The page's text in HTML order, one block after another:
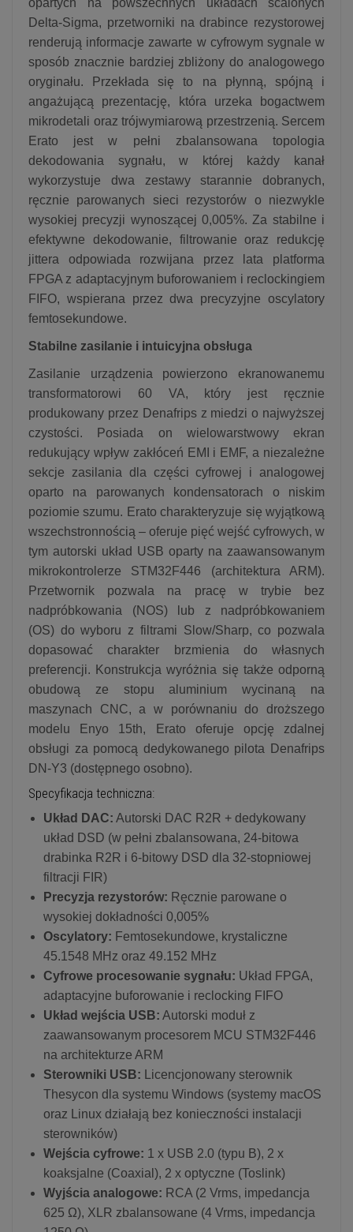
Delta-Sigma, przetworniki na drabince rezystorowej
renderują informacje zawarte w cyfrowym sygnale w
sposób znacznie bardziej zbliżony do analogowego
oryginału. Przekłada się to na płynną, spójną i
angażującą prezentację, która urzeka bogactwem
mikrodetali oraz trójwymiarową przestrzenią. Sercem
Erato jest w pełni zbalansowana topologia
dekodowania sygnału, w której każdy kanał
wykorzystuje dwa zestawy starannie dobranych,
ręcznie parowanych sieci rezystorów o niezwykle
wysokiej precyzji wynoszącej 0,005%. Za stabilne i
efektywne dekodowanie, filtrowanie oraz redukcję
jittera odpowiada rozwijana przez lata platforma
FPGA z adaptacyjnym buforowaniem i reclockingiem
FIFO, wspierana przez dwa precyzyjne oscylatory
femtosekundowe.
Stabilne zasilanie i intuicyjna obsługa
Zasilanie urządzenia powierzono ekranowanemu
transformatorowi 60 VA, który jest ręcznie
produkowany przez Denafrips z miedzi o najwyższej
czystości. Posiada on wielowarstwowy ekran
redukujący wpływ zakłóceń EMI i EMF, a niezależne
sekcje zasilania dla części cyfrowej i analogowej
oparto na parowanych kondensatorach o niskim
poziomie szumu. Erato charakteryzuje się wyjątkową
wszechstronnością – oferuje pięć wejść cyfrowych, w
tym autorski układ USB oparty na zaawansowanym
mikrokontrolerze STM32F446 (architektura ARM).
Przetwornik pozwala na pracę w trybie bez
nadpróbkowania (NOS) lub z nadpróbkowaniem
(OS) do wyboru z filtrami Slow/Sharp, co pozwala
dopasować charakter brzmienia do własnych
preferencji. Konstrukcja wyróżnia się także odporną
obudową ze stopu aluminium wycinaną na
maszynach CNC, a w porównaniu do droższego
modelu Enyo 15th, Erato oferuje opcję zdalnej
obsługi za pomocą dedykowanego pilota Denafrips
DN-Y3 (dostępnego osobno).
Specyfikacja techniczna:
Układ DAC: Autorski DAC R2R + dedykowany
układ DSD (w pełni zbalansowana, 24-bitowa
drabinka R2R i 6-bitowy DSD dla 32-stopniowej
filtracji FIR)
Precyzja rezystorów: Ręcznie parowane o
wysokiej dokładności 0,005%
Oscylatory: Femtosekundowe, krystaliczne
45.1548 MHz oraz 49.152 MHz
Cyfrowe procesowanie sygnału: Układ FPGA,
adaptacyjne buforowanie i reclocking FIFO
Układ wejścia USB: Autorski moduł z
zaawansowanym procesorem MCU STM32F446
na architekturze ARM
Sterowniki USB: Licencjonowany sterownik
Thesycon dla systemu Windows (systemy macOS
oraz Linux działają bez konieczności instalacji
sterowników)
Wejścia cyfrowe: 1 x USB 2.0 (typu B), 2 x
koaksjalne (Coaxial), 2 x optyczne (Toslink)
Wyjścia analogowe: RCA (2 Vrms, impedancja
625 Ω), XLR zbalansowane (4 Vrms, impedancja